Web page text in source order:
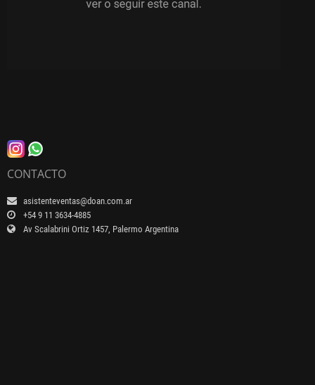
CONTACTO
asistenteventas@doan.com.ar
+54 9 11 3634-4885
Av Scalabrini Ortiz 1457, Palermo Argentina